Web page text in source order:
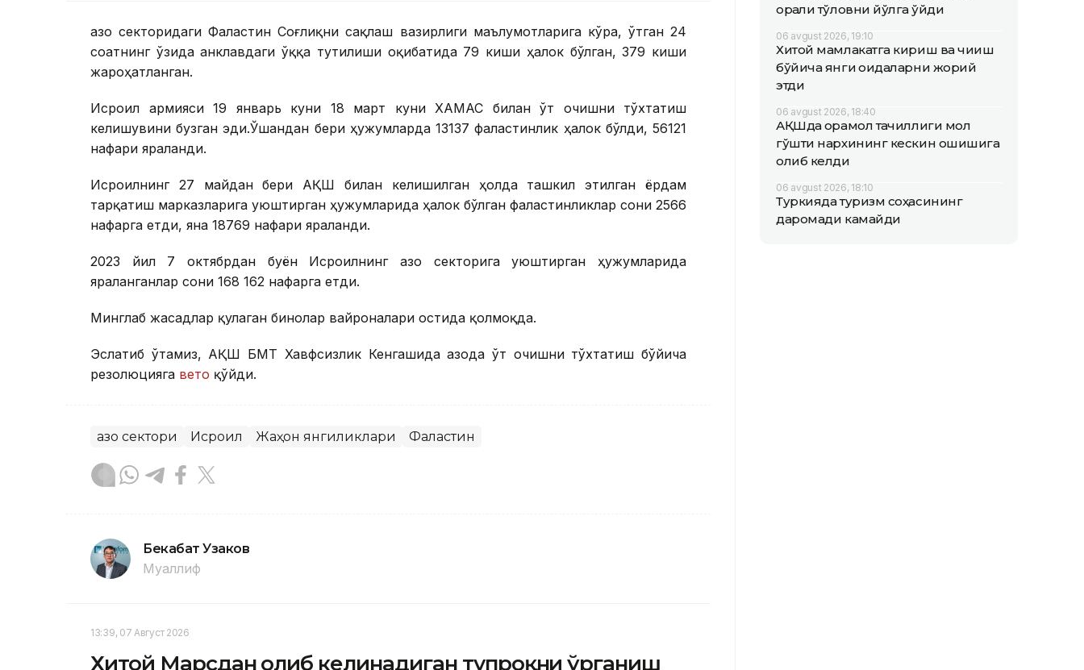
Ғазо секторидаги Фаластин Соғлиқни сақлаш вазирлиги маълумотларига кўра, ўтган 24
соатнинг ўзида анклавдаги ўққа тутилиши оқибатида 79 киши ҳалок бўлган, 379 киши
жароҳатланган.
Исроил армияси 19 январь куни 18 март куни ХАМАС билан ўт очишни тўхтатиш
келишувини бузган эди.Ўшандан бери ҳужумларда 13137 фаластинлик ҳалок бўлди, 56121
нафари яраланди.
Исроилнинг 27 майдан бери АҚШ билан келишилган ҳолда ташкил этилган ёрдам
тарқатиш марказларига уюштирган ҳужумларида ҳалок бўлган фаластинликлар сони 2566
нафарга етди, яна 18769 нафари яраланди.
2023 йил 7 октябрдан буён Исроилнинг Ғазо секторига уюштирган ҳужумларида
яраланганлар сони 168 162 нафарга етди.
Минглаб жасадлар қулаган бинолар вайроналари остида қолмоқда.
Эслатиб ўтамиз, АҚШ БМТ Хавфсизлик Кенгашида Ғазода ўт очишни тўхтатиш бўйича
резолюцияга вето қўйди.
Ғазо сектори Исроил Жаҳон янгиликлари Фаластин
Бекабат Узаков
Муаллиф
13:39, 07 Август 2026
Хитой Марсдан олиб келинадиган тупроқни ўрганиш
орқали тўловни йўлга қўйди
06 avgust 2026, 19:10
Хитой мамлакатга кириш ва чиқиш
бўйича янги қоидаларни жорий
этди
06 avgust 2026, 18:40
АҚШда қорамол тақчиллиги мол
гўшти нархининг кескин ошишига
олиб келди
06 avgust 2026, 18:10
Туркияда туризм соҳасининг
даромади камайди